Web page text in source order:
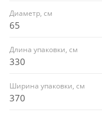
Диаметр, см
65
Длина упаковки, см
330
Ширина упаковки, см
370